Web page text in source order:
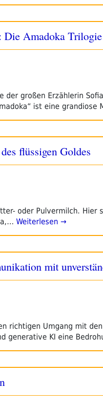
Die Amadoka Trilogie
der großen Erzählerin
ist eine grandiose
flüssigen Goldes
oder Pulvermilch.
Weiterlesen →
mit
richtigen Umgang mit
generative KI eine